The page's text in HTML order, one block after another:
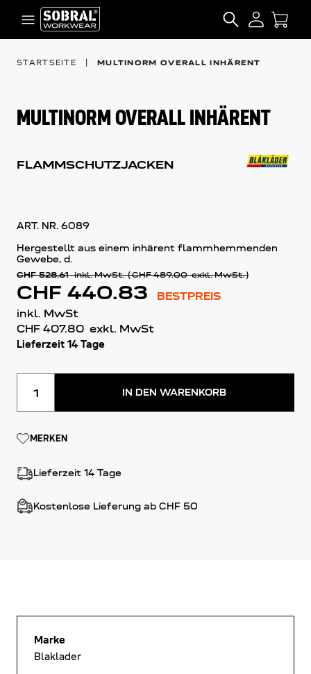
Zum Inhalt springen
SEARCH
STARTSEITE MULTINORM OVERALL INHÄRENT
MULTINORM OVERALL INHÄRENT
FLAMMSCHUTZJACKEN
ART. NR. 6089
Hergestellt aus einem inhärent flammhemmenden
Gewebe, d.
CHF 528.61 inkl. MwSt. (CHF 489.00exkl. MwSt.)
CHF 440.83
BESTPREIS
inkl. MwSt
CHF 407.80 exkl. MwSt
Lieferzeit 14 Tage
IN DEN WARENKORB
MERKEN
Lieferzeit 14 Tage
Kostenlose Lieferung ab CHF 50
Marke
Blaklader